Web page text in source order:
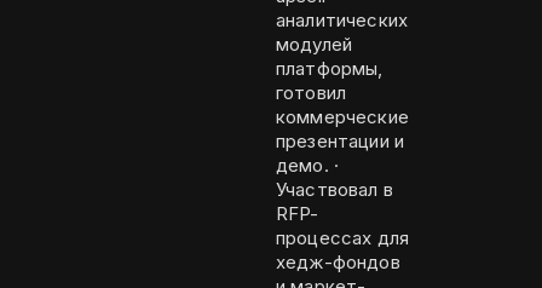
аналитических
модулей
платформы,
готовил
коммерческие
презентации и
демо. ·
Участвовал в
RFP-
процессах для
хедж-фондов